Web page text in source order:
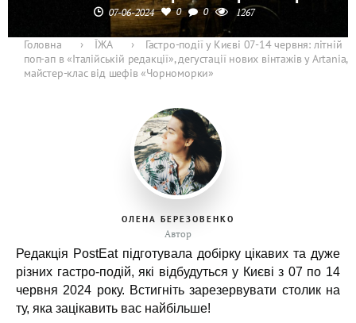
07-06-2024 0 0 1267
Головна › ЇЖА ›
Гастро-події у Києві 07-14 червня: літній
поп-ап в «Італійській редакції», дегустації нових вінтажів у Artania,
майстер-клас від шефів «Чорноморки»
ОЛЕНА БЕРЕЗОВЕНКО
Автор
Редакція PostEat підготувала добірку цікавих та дуже
різних гастро-подій, які відбудуться у Києві з 07 по 14
червня 2024 року. Встигніть зарезервувати столик на
ту, яка зацікавить вас найбільше!